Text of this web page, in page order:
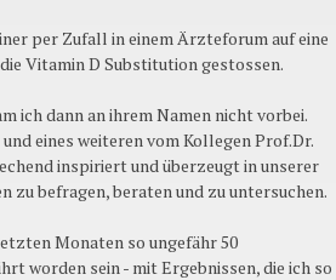
per Zufall in einem Ärzteforum auf eine
Vitamin D Substitution gestossen.
ich dann an ihrem Namen nicht vorbei.
eines weiteren vom Kollegen Prof.Dr.
inspiriert und überzeugt in unserer
zu befragen, beraten und zu untersuchen.
Monaten so ungefähr 50
worden sein - mit Ergebnissen, die ich so